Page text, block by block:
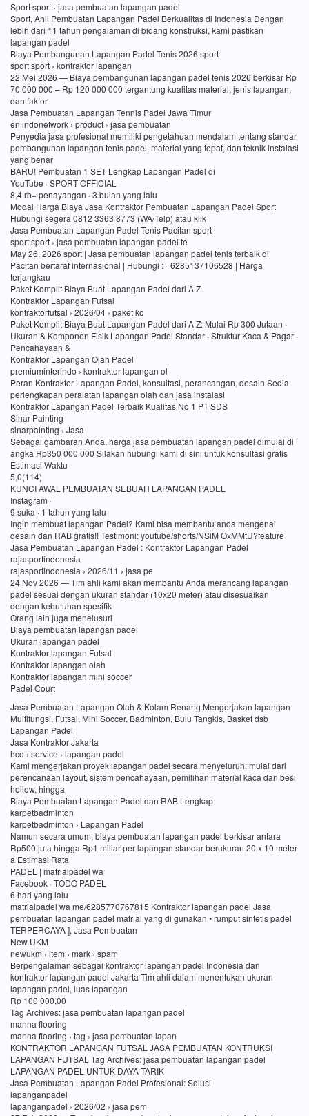
Sport sport › jasa pembuatan lapangan padel
Sport, Ahli Pembuatan Lapangan Padel Berkualitas di Indonesia Dengan
lebih dari 11 tahun pengalaman di bidang konstruksi, kami pastikan
lapangan padel
Biaya Pembangunan Lapangan Padel Tenis 2026 sport
sport sport › kontraktor lapangan
22 Mei 2026 — Biaya pembangunan lapangan padel tenis 2026 berkisar Rp
70 000 000 – Rp 120 000 000 tergantung kualitas material, jenis lapangan,
dan faktor
Jasa Pembuatan Lapangan Tennis Padel Jawa Timur
en indonetwork › product › jasa pembuatan
Penyedia jasa profesional memiliki pengetahuan mendalam tentang standar
pembangunan lapangan tenis padel, material yang tepat, dan teknik instalasi
yang benar
BARU! Pembuatan 1 SET Lengkap Lapangan Padel di
YouTube · SPORT OFFICIAL
8,4 rb+ penayangan · 3 bulan yang lalu
Modal Harga Biaya Jasa Kontraktor Pembuatan Lapangan Padel Sport
Hubungi segera 0812 3363 8773 (WA/Telp) atau klik
Jasa Pembuatan Lapangan Padel Tenis Pacitan sport
sport sport › jasa pembuatan lapangan padel te
May 26, 2026 sport | Jasa pembuatan lapangan padel tenis terbaik di
Pacitan bertaraf internasional | Hubungi : +6285137106528 | Harga
terjangkau
Paket Komplit Biaya Buat Lapangan Padel dari A Z
Kontraktor Lapangan Futsal
kontraktorfutsal › 2026/04 › paket ko
Paket Komplit Biaya Buat Lapangan Padel dari A Z: Mulai Rp 300 Jutaan ·
Ukuran & Komponen Fisik Lapangan Padel Standar · Struktur Kaca & Pagar ·
Pencahayaan &
Kontraktor Lapangan Olah Padel
premiuminterindo › kontraktor lapangan ol
Peran Kontraktor Lapangan Padel, konsultasi, perancangan, desain Sedia
perlengkapan peralatan lapangan olah dan jasa instalasi
Kontraktor Lapangan Padel Terbaik Kualitas No 1 PT SDS
Sinar Painting
sinarpainting › Jasa
Sebagai gambaran Anda, harga jasa pembuatan lapangan padel dimulai di
angka Rp350 000 000 Silakan hubungi kami di sini untuk konsultasi gratis
Estimasi Waktu
5,0(114)
KUNCI AWAL PEMBUATAN SEBUAH LAPANGAN PADEL
Instagram ·
9 suka · 1 tahun yang lalu
Ingin membuat lapangan Padel? Kami bisa membantu anda mengenai
desain dan RAB gratis!! Testimoni: youtube/shorts/NSiM OxMMtU?feature
Jasa Pembuatan Lapangan Padel : Kontraktor Lapangan Padel
rajasportindonesia
rajasportindonesia › 2026/11 › jasa pe
24 Nov 2026 — Tim ahli kami akan membantu Anda merancang lapangan
padel sesuai dengan ukuran standar (10x20 meter) atau disesuaikan
dengan kebutuhan spesifik
Orang lain juga menelusuri
Biaya pembuatan lapangan padel
Ukuran lapangan padel
Kontraktor lapangan Futsal
Kontraktor lapangan olah
Kontraktor lapangan mini soccer
Padel Court
Jasa Pembuatan Lapangan Olah & Kolam Renang Mengerjakan lapangan
Multifungsi, Futsal, Mini Soccer, Badminton, Bulu Tangkis, Basket dsb
Lapangan Padel
Jasa Kontraktor Jakarta
hco › service › lapangan padel
Kami mengerjakan proyek lapangan padel secara menyeluruh: mulai dari
perencanaan layout, sistem pencahayaan, pemilihan material kaca dan besi
hollow, hingga
Biaya Pembuatan Lapangan Padel dan RAB Lengkap
karpetbadminton
karpetbadminton › Lapangan Padel
Namun secara umum, biaya pembuatan lapangan padel berkisar antara
Rp500 juta hingga Rp1 miliar per lapangan standar berukuran 20 x 10 meter
a Estimasi Rata
PADEL | matrialpadel wa
Facebook · TODO PADEL
6 hari yang lalu
matrialpadel wa me/6285770767815 Kontraktor lapangan padel Jasa
pembuatan lapangan padel matrial yang di gunakan • rumput sintetis padel
TERPERCAYA ], Jasa Pembuatan
New UKM
newukm › item › mark › spam
Berpengalaman sebagai kontraktor lapangan padel Indonesia dan
kontraktor lapangan padel Jakarta Tim ahli dalam menentukan ukuran
lapangan padel, luas lapangan
Rp 100 000,00
Tag Archives: jasa pembuatan lapangan padel
manna flooring
manna flooring › tag › jasa pembuatan lapan
KONTRAKTOR LAPANGAN FUTSAL JASA PEMBUATAN KONTRUKSI
LAPANGAN FUTSAL Tag Archives: jasa pembuatan lapangan padel
LAPANGAN PADEL UNTUK DAYA TARIK
Jasa Pembuatan Lapangan Padel Profesional: Solusi
lapanganpadel
lapanganpadel › 2026/02 › jasa pem